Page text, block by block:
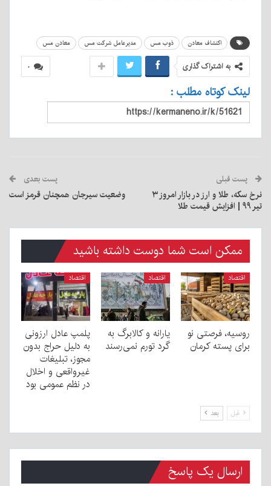
اکتشاف معادن ذوب مس مدير‌عامل شركت مس معادن مس
۰ به اشتراک گذاری
لینک کوتاه مطلب :
پست قبلی
نرخ سکه، طلا و ارز در بازار امروز ۳
تیر ۹۹ | افزایش قیمت طلا
پست بعدی
وضعیت سیرجان همچنان قرمز است
ممکن است شما دوست داشته باشید
اقتصاد
روسیه، فرصتی نو
برای پسته کرمان
اقتصاد
یارانه و کالابرگ به
گرد تورم نمی‌رسند
اقتصاد
پلمپ عادل ارزونی
به دليل حراج بدون
مجوز، تبليغات
غیرواقعی و اخلال
در نظم عمومی بود
قبل بعد
ارسال یک پاسخ